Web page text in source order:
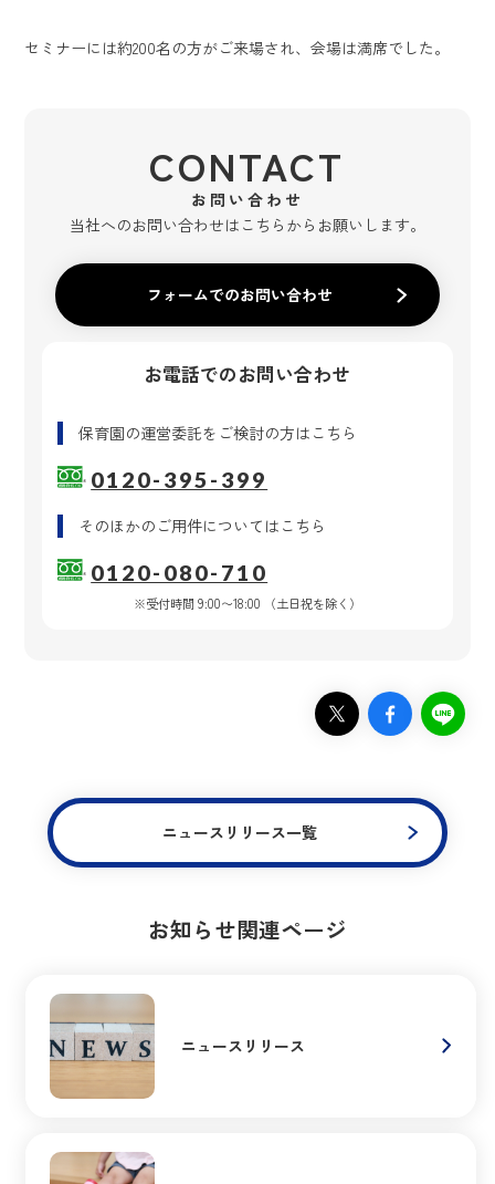
セミナーには約200名の方がご来場され、会場は満席でした。
CONTACT
お問い合わせ
当社へのお問い合わせはこちらからお願いします。
フォームでのお問い合わせ
お電話でのお問い合わせ
保育園の運営委託をご検討の方はこちら
0120-395-399
そのほかのご用件についてはこちら
0120-080-710
※受付時間 9:00〜18:00 （土日祝を除く）
ニュースリリース一覧
お知らせ関連ページ
ニュースリリース